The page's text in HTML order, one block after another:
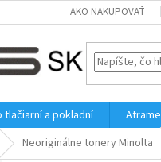
AKO NAKUPOVAŤ
tlačiarní a pokladní
Neoriginálne tonery Minolta